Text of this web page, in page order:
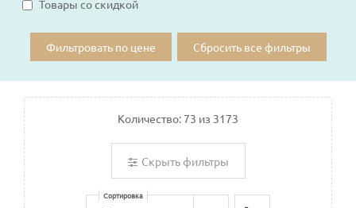
Товары со скидкой
Фильтровать по цене Сбросить все фильтры
Количество:73 из 3173
Скрыть фильтры
Сортировка